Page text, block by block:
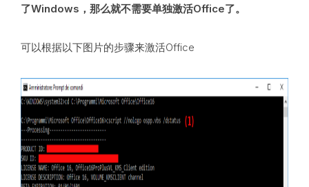
了Windows，那么就不需要单独激活Office了。
可以根据以下图片的步骤来激活Office